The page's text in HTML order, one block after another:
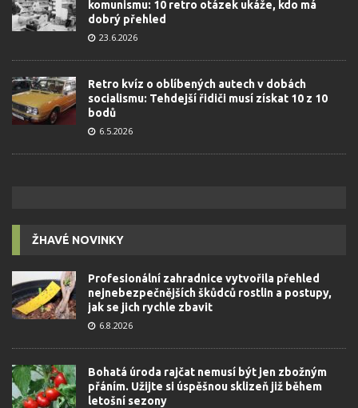
komunismu: 10 retro otázek ukáže, kdo má
dobrý přehled
23.6.2026
Retro kvíz o oblíbených autech v dobách
socialismu: Tehdejší řidiči musí získat 10 z 10
bodů
6.5.2026
ŽHAVÉ NOVINKY
Profesionální zahradnice vytvořila přehled
nejnebezpečnějších škůdců rostlin a postupy,
jak se jich rychle zbavit
6.8.2026
Bohatá úroda rajčat nemusí být jen zbožným
přáním. Užijte si úspěšnou sklizeň již během
letošní sezony